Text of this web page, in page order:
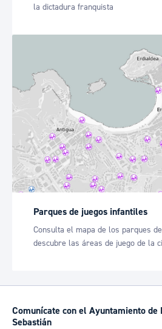
la dictadura franquista
Parques de juegos infantiles
Consulta el mapa de los parques
descubre las áreas de juego de la
Comunícate con el Ayuntamiento de
Sebastián